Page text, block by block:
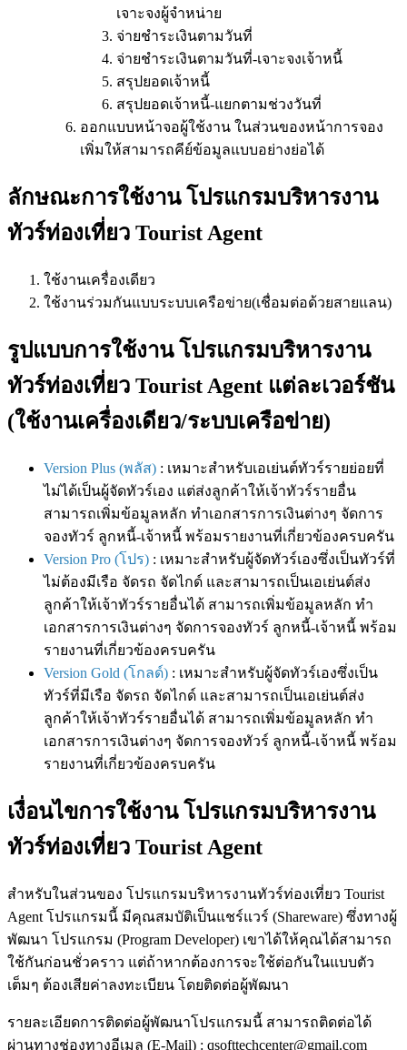
เจาะจงผู้จำหน่าย
จ่ายชำระเงินตามวันที่
จ่ายชำระเงินตามวันที่-เจาะจงเจ้าหนี้
สรุปยอดเจ้าหนี้
สรุปยอดเจ้าหนี้-แยกตามช่วงวันที่
ออกแบบหน้าจอผู้ใช้งาน ในส่วนของหน้าการจอง
เพิ่มให้สามารถคีย์ข้อมูลแบบอย่างย่อได้
ลักษณะการใช้งาน โปรแกรมบริหารงาน
ทัวร์ท่องเที่ยว Tourist Agent
ใช้งานเครื่องเดียว
ใช้งานร่วมกันแบบระบบเครือข่าย(เชื่อมต่อด้วยสายแลน)
รูปแบบการใช้งาน โปรแกรมบริหารงาน
ทัวร์ท่องเที่ยว Tourist Agent แต่ละเวอร์ชัน
(ใช้งานเครื่องเดียว/ระบบเครือข่าย)
Version Plus (พลัส) : เหมาะสำหรับเอเย่นต์ทัวร์รายย่อยที่
ไม่ได้เป็นผู้จัดทัวร์เอง แต่ส่งลูกค้าให้เจ้าทัวร์รายอื่น
สามารถเพิ่มข้อมูลหลัก ทำเอกสารการเงินต่างๆ จัดการ
จองทัวร์ ลูกหนี้-เจ้าหนี้ พร้อมรายงานที่เกี่ยวข้องครบครัน
Version Pro (โปร) : เหมาะสำหรับผู้จัดทัวร์เองซึ่งเป็นทัวร์ที่
ไม่ต้องมีเรือ จัดรถ จัดไกด์ และสามารถเป็นเอเย่นต์ส่ง
ลูกค้าให้เจ้าทัวร์รายอื่นได้ สามารถเพิ่มข้อมูลหลัก ทำ
เอกสารการเงินต่างๆ จัดการจองทัวร์ ลูกหนี้-เจ้าหนี้ พร้อม
รายงานที่เกี่ยวข้องครบครัน
Version Gold (โกลด์) : เหมาะสำหรับผู้จัดทัวร์เองซึ่งเป็น
ทัวร์ที่มีเรือ จัดรถ จัดไกด์ และสามารถเป็นเอเย่นต์ส่ง
ลูกค้าให้เจ้าทัวร์รายอื่นได้ สามารถเพิ่มข้อมูลหลัก ทำ
เอกสารการเงินต่างๆ จัดการจองทัวร์ ลูกหนี้-เจ้าหนี้ พร้อม
รายงานที่เกี่ยวข้องครบครัน
เงื่อนไขการใช้งาน โปรแกรมบริหารงาน
ทัวร์ท่องเที่ยว Tourist Agent
สำหรับในส่วนของ โปรแกรมบริหารงานทัวร์ท่องเที่ยว Tourist
Agent โปรแกรมนี้ มีคุณสมบัติเป็นแชร์แวร์ (Shareware) ซึ่งทางผู้
พัฒนา โปรแกรม (Program Developer) เขาได้ให้คุณได้สามารถ
ใช้กันก่อนชั่วคราว แต่ถ้าหากต้องการจะใช้ต่อกันในแบบตัว
เต็มๆ ต้องเสียค่าลงทะเบียน โดยติดต่อผู้พัฒนา
รายละเอียดการติดต่อผู้พัฒนาโปรแกรมนี้ สามารถติดต่อได้
ผ่านทางช่องทางอีเมล (E-Mail) : qsofttechcenter@gmail.com